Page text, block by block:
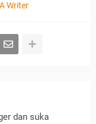
Writer
dan suka